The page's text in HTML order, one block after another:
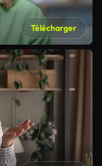
Télécharger